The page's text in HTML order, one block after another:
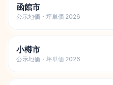
函館市
公示地価・坪単価 2026
小樽市
公示地価・坪単価 2026